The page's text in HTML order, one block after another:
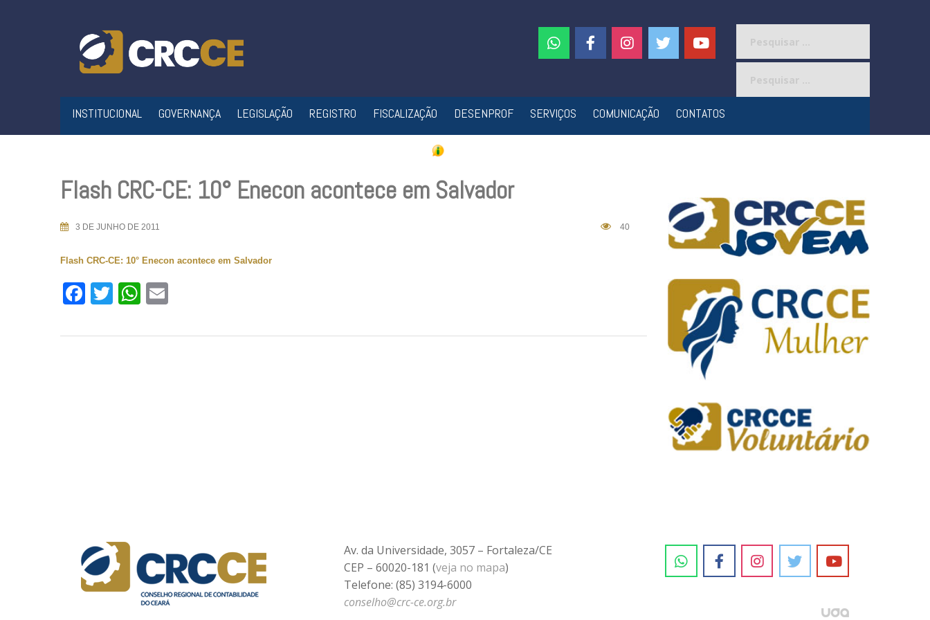
INSTITUCIONAL GOVERNANÇA LEGISLAÇÃO REGISTRO FISCALIZAÇÃO DESENPROF SERVIÇOS COMUNICAÇÃO CONTATOS
Flash CRC-CE: 10° Enecon acontece em Salvador
3 DE JUNHO DE 2011 40
Flash CRC-CE: 10° Enecon acontece em Salvador
Facebook
TwitterWhatsApp
Av. da Universidade, 3057 – Fortaleza/CE
CEP – 60020-181 (veja no mapa)
Telefone: (85) 3194-6000
conselho@crc-ce.org.br